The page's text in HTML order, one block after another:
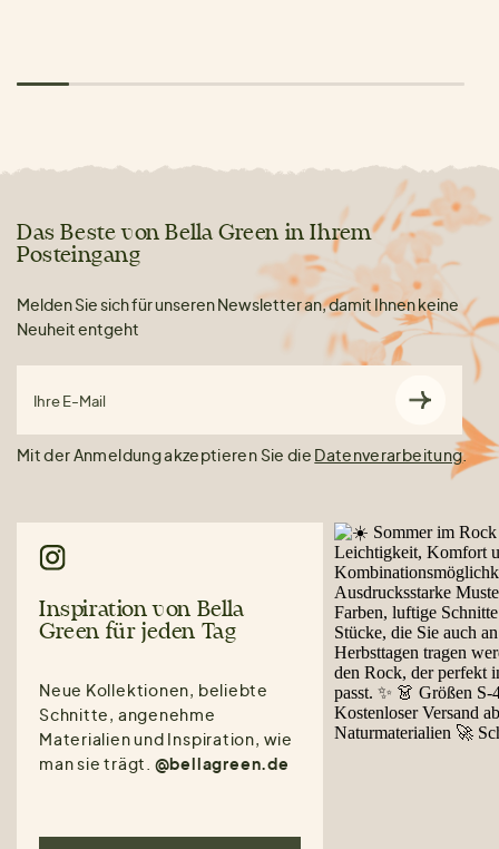
Das Beste von Bella Green in Ihrem
Posteingang
Melden Sie sich für unseren Newsletter an, damit Ihnen keine
Neuheit entgeht
Ihre E-Mail
Mit der Anmeldung akzeptieren Sie die Datenverarbeitung.
Inspiration von Bella
Green für jeden Tag
Neue Kollektionen, beliebte
Schnitte, angenehme
Materialien und Inspiration, wie
man sie trägt. @bellagreen.de